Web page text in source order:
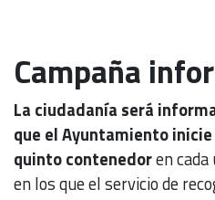
Campaña
La ciudadanía será
que el Ayuntamiento
quinto contenedoren
en los que el servicio de